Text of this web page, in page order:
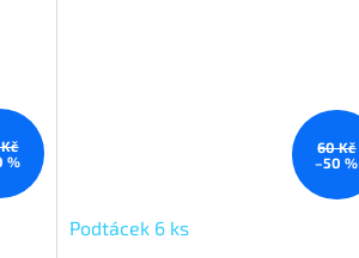
%
60 Kč
–50 %
Podtácek 6 ks